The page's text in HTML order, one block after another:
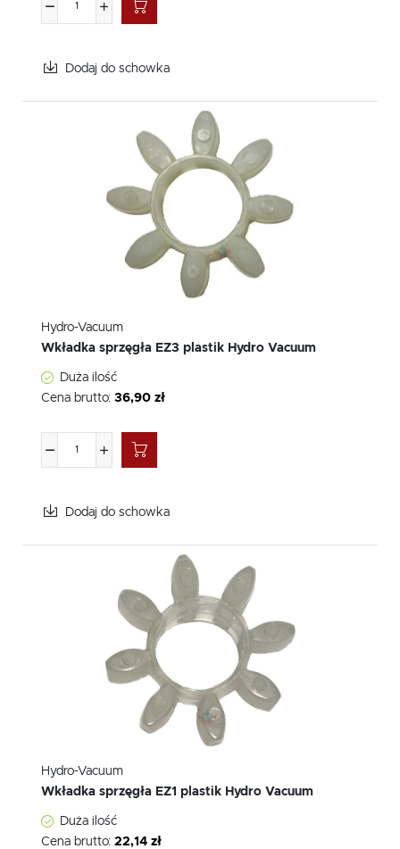
Dodaj do schowka
Hydro-Vacuum
Wkładka sprzęgła EZ3 plastik Hydro Vacuum
Duża ilość
Cena brutto: 36,90 zł
Dodaj do schowka
Hydro-Vacuum
Wkładka sprzęgła EZ1 plastik Hydro Vacuum
Duża ilość
Cena brutto: 22,14 zł